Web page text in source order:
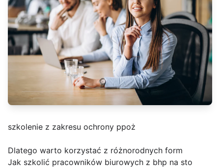
szkolenie z zakresu ochrony ppoż
Dlatego warto korzystać z różnorodnych form
Jak szkolić pracowników biurowych z bhp na sto